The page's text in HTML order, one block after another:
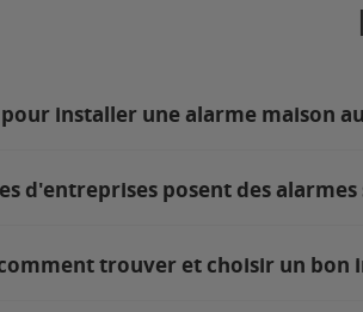
installer une alarme maison
d'entreprises posent des alarmes
trouver et choisir un bon